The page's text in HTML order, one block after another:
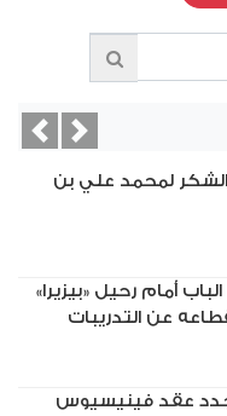
الشكر لمحمد علي بن
أمام رحيل «بيزيرا»
عن التدريبات
عقد فينيسيوس
Next